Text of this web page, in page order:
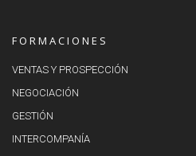
FORMACIONES
VENTAS Y PROSPECCIÓN
NEGOCIACIÓN
GESTIÓN
INTERCOMPANÍA